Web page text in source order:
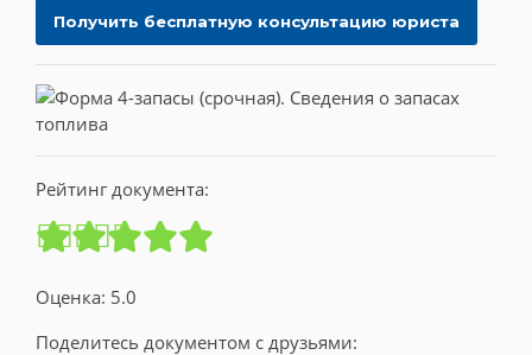
Рейтинг документа:
Оценка: 5.0
Поделитесь документом с друзьями: